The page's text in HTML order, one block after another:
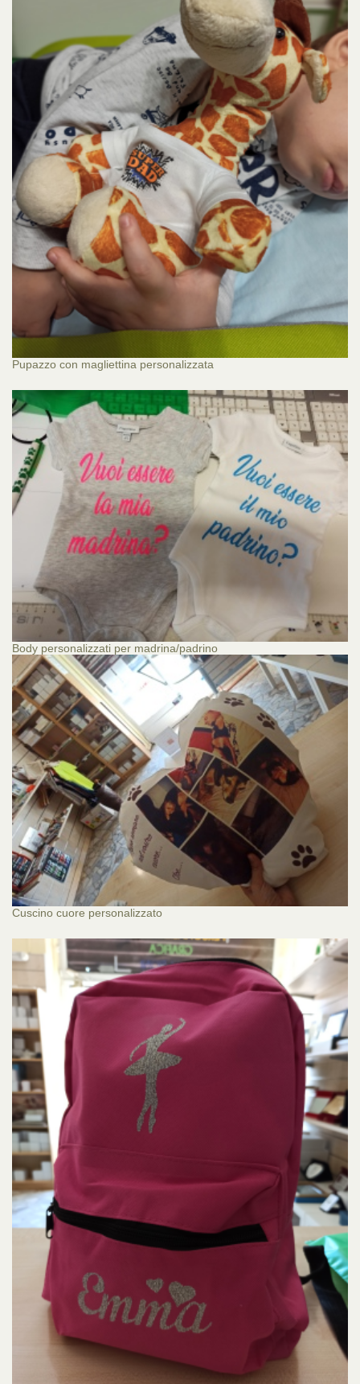
Pupazzo con magliettina personalizzata
Body personalizzati per madrina/padrino
Cuscino cuore personalizzato